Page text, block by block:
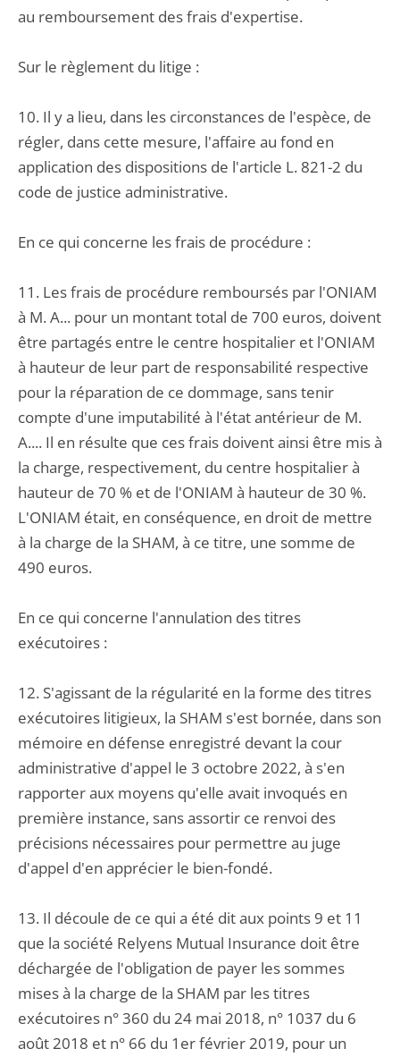
au remboursement des frais d'expertise.
Sur le règlement du litige :
10. Il y a lieu, dans les circonstances de l'espèce, de
régler, dans cette mesure, l'affaire au fond en
application des dispositions de l'article L. 821-2 du
code de justice administrative.
En ce qui concerne les frais de procédure :
11. Les frais de procédure remboursés par l'ONIAM
à M. A... pour un montant total de 700 euros, doivent
être partagés entre le centre hospitalier et l'ONIAM
à hauteur de leur part de responsabilité respective
pour la réparation de ce dommage, sans tenir
compte d'une imputabilité à l'état antérieur de M.
A.... Il en résulte que ces frais doivent ainsi être mis à
la charge, respectivement, du centre hospitalier à
hauteur de 70 % et de l'ONIAM à hauteur de 30 %.
L'ONIAM était, en conséquence, en droit de mettre
à la charge de la SHAM, à ce titre, une somme de
490 euros.
En ce qui concerne l'annulation des titres
exécutoires :
12. S'agissant de la régularité en la forme des titres
exécutoires litigieux, la SHAM s'est bornée, dans son
mémoire en défense enregistré devant la cour
administrative d'appel le 3 octobre 2022, à s'en
rapporter aux moyens qu'elle avait invoqués en
première instance, sans assortir ce renvoi des
précisions nécessaires pour permettre au juge
d'appel d'en apprécier le bien-fondé.
13. Il découle de ce qui a été dit aux points 9 et 11
que la société Relyens Mutual Insurance doit être
déchargée de l'obligation de payer les sommes
mises à la charge de la SHAM par les titres
exécutoires n° 360 du 24 mai 2018, n° 1037 du 6
août 2018 et n° 66 du 1er février 2019, pour un